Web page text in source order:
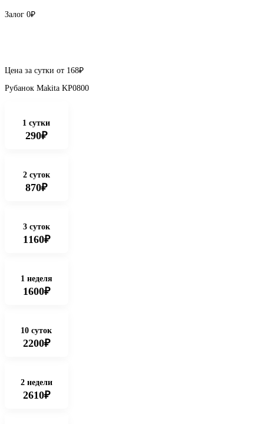
Залог 0₽
Цена за сутки от 168₽
Рубанок Makita KP0800
1 сутки
290₽
2 суток
870₽
3 суток
1160₽
1 неделя
1600₽
10 суток
2200₽
2 недели
2610₽